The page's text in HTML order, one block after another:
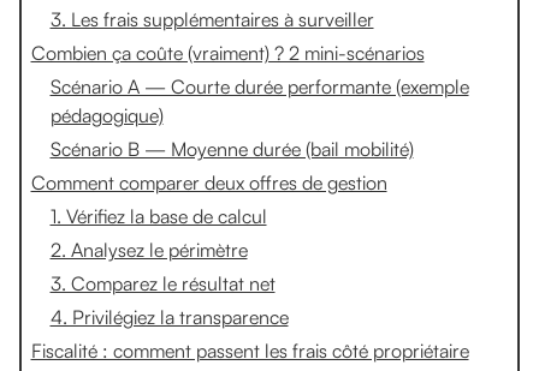
3. Les frais supplémentaires à surveiller
Combien ça coûte (vraiment) ? 2 mini-scénarios
Scénario A — Courte durée performante (exemple
pédagogique)
Scénario B — Moyenne durée (bail mobilité)
Comment comparer deux offres de gestion
1. Vérifiez la base de calcul
2. Analysez le périmètre
3. Comparez le résultat net
4. Privilégiez la transparence
Fiscalité : comment passent les frais côté propriétaire